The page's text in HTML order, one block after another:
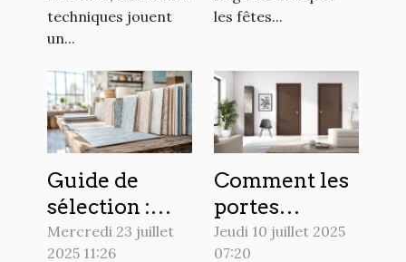
techniques jouent
un...
les fêtes...
Guide de
sélection :
choisir le
Mercredi 23 juillet
2025 11:26
Comment les
portes
affleurantes
Jeudi 10 juillet 2025
07:20